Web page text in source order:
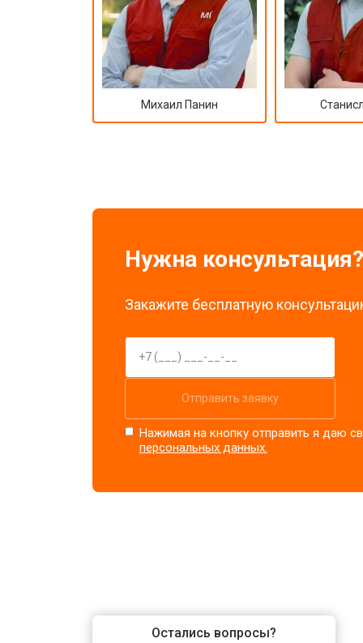
Михаил Панин
Нужна консультация?
Закажите бесплатную
Отправить заявку
Нажимая на кнопку отправить я даю
персональных данных.
Остались вопросы?